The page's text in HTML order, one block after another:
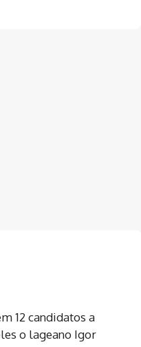
12 candidatos a
o lageano Igor